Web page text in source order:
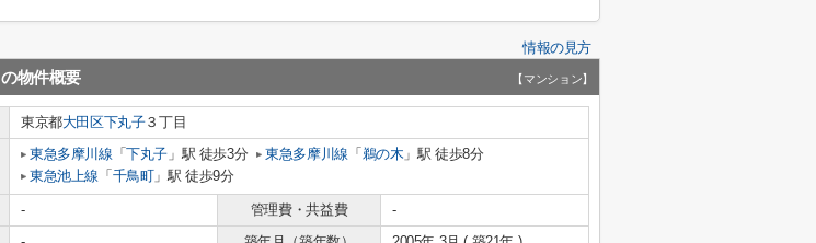
情報の見方
の物件概要 【マンション】
東京都大田区下丸子３丁目
東急多摩川線 「下丸子 」駅 徒歩3分 東急多摩川線 「 鵜の木 」駅 徒歩8分
東急池上線 「 千鳥町」駅 徒歩9分
- 管理費・共益費
-